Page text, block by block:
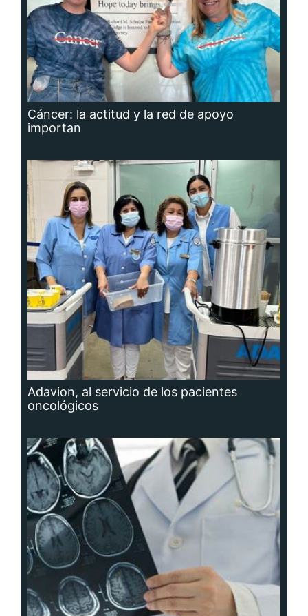
Cáncer: la actitud y la red de apoyo
importan
Adavion, al servicio de los pacientes
oncológicos